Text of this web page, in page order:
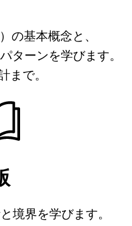
の基本概念と、
ターンを学びます。
まで。
境界を学びます。